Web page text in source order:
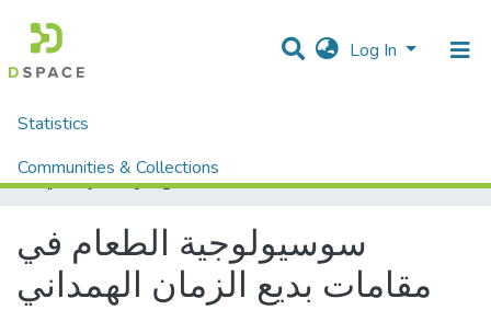
Log In
Statistics
Communities & Collections
Home
سوسيولوجية الطعام في مقامات بديع الزمان الهمداني
سوسيولوجية الطعام في
مقامات بديع الزمان الهمداني